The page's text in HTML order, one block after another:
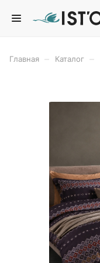
Главная Каталог